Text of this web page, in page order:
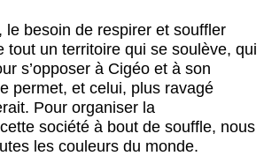
le besoin de respirer et souffler
tout un territoire qui se soulève, qui
s’opposer à Cigéo et à son
permet, et celui, plus ravagé
Pour organiser la
société à bout de souffle, nous
les couleurs du monde.